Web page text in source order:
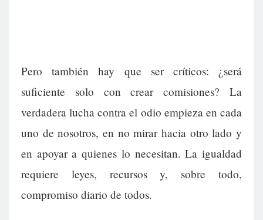
Pero también hay que ser críticos: ¿será
suficiente solo con crear comisiones? La
verdadera lucha contra el odio empieza en cada
uno de nosotros, en no mirar hacia otro lado y
en apoyar a quienes lo necesitan. La igualdad
requiere leyes, recursos y, sobre todo,
compromiso diario de todos.